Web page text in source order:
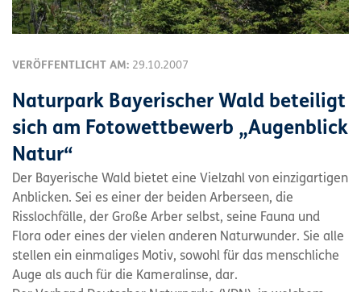
VERÖFFENTLICHT AM: 29.10.2007
Naturpark Bayerischer Wald beteiligt
sich am Fotowettbewerb „Augenblick
Natur“
Der Bayerische Wald bietet eine Vielzahl von einzigartigen
Anblicken. Sei es einer der beiden Arberseen, die
Risslochfälle, der Große Arber selbst, seine Fauna und
Flora oder eines der vielen anderen Naturwunder. Sie alle
stellen ein einmaliges Motiv, sowohl für das menschliche
Auge als auch für die Kameralinse, dar.